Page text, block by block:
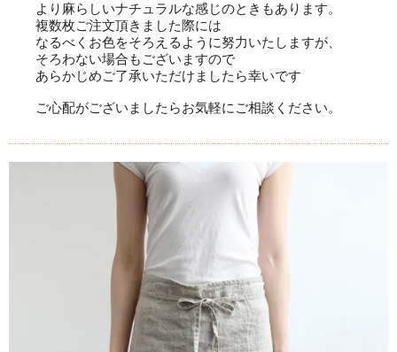
より麻らしいナチュラルな感じのときもあります。
複数枚ご注文頂きました際には
なるべくお色をそろえるように努力いたしますが、
そろわない場合もございますので
あらかじめご了承いただけましたら幸いです
ご心配がございましたらお気軽にご相談ください。